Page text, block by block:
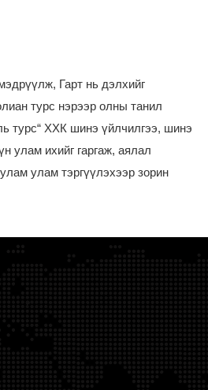
Гарт нь дэлхийг
турс нэрээр олны танил
турс“ ХХК шинэ үйлчилгээ, шинэ
улам ихийг гаргаж, аялал
улам тэргүүлэхээр зорин